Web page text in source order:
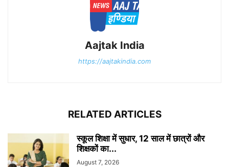
Aajtak India
https://aajtakindia.com
RELATED ARTICLES
स्कूल शिक्षा में सुधार, 12 साल में छात्रों और
शिक्षकों का...
August 7, 2026